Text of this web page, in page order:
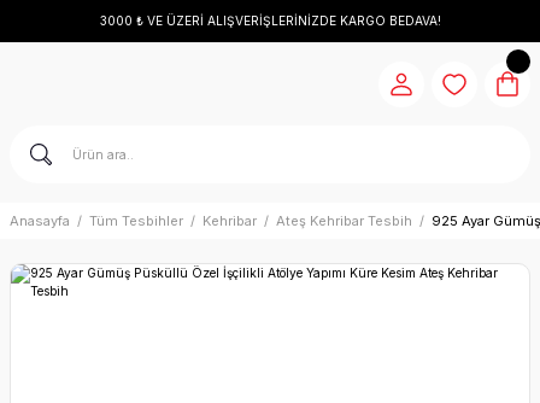
3000 ₺ VE ÜZERİ ALIŞVERİŞLERİNİZDE KARGO BEDAVA!
Anasayfa Tüm Tesbihler Kehribar Ateş Kehribar Tesbih 925 Ayar